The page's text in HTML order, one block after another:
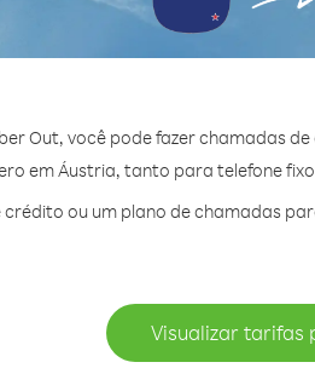
Out, você pode fazer chamadas
em Áustria, tanto para telefone
ou um plano de chamadas
Visualizar tarifas